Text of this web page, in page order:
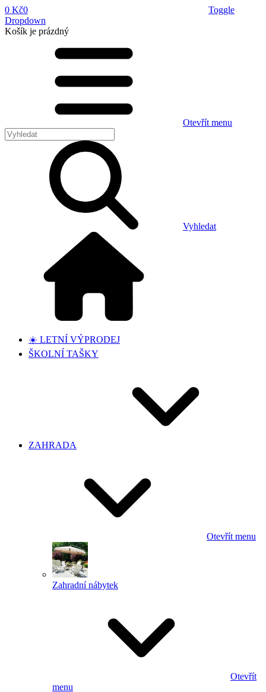
0 Kč0
Toggle
Dropdown
Košík je prázdný
Otevřít menu
Vyhledat
☀️ LETNÍ VÝPRODEJ
ŠKOLNÍ TAŠKY
ZAHRADA
Otevřít menu
Zahradní nábytek
Otevřít
menu